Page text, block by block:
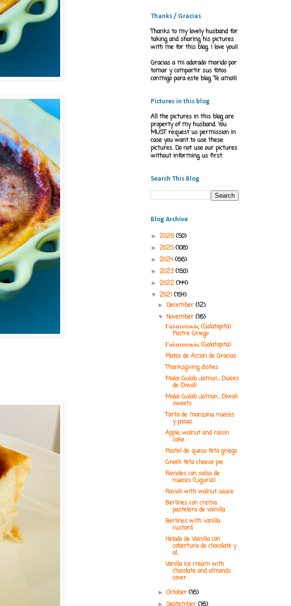
Thanks / Gracias
Thanks to my lovely husband for
taking and sharing his pictures
with me for this blog. I love you!!
Gracias a mi adorado marido por
tomar y compartir sus fotos
conmigo para este blog. Te amo!!!
Pictures in this blog
All the pictures in this blog are
property of my husband. You
MUST request us permission in
case you want to use these
pictures. Do not use our pictures
without informing us first.
Search This Blog
Blog Archive
► 2026(50)
► 2025(108)
► 2024 (66)
► 2023(150)
► 2022 (144)
▼ 2021 (154)
► December(12)
▼November(16)
Γαλατοπικός (Galatopita)
Postre Griego
Γαλατοπικός (Galatopita)
Platos de Accion de Gracias
Thanksgiving dishes
Malai Gulab Jamun....Dulces
de Diwali
Malai Gulab Jamun....Diwali
sweets
Tarta de manzana, nueces
y pasas
Apple, walnut and raisin
cake
Pastel de queso feta griego
Greek feta cheese pie
Ravioles con salsa de
nueces (Liguria)
Ravioli with walnut sauce
Berlines con crema
pastelera de vainilla
Berlines with vanilla
custard
Helado de Vainilla con
cobertura de chocolate y
al...
Vanilla Ice cream with
chocolate and almonds
cover
►October(16)
►